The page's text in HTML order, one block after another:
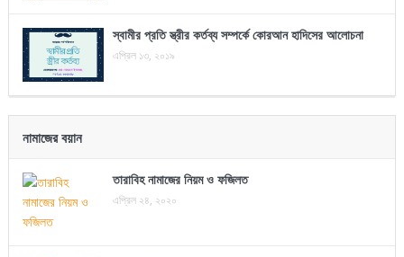
স্বামীর প্রতি স্ত্রীর কর্তব্য সম্পর্কে কোরআন হাদিসের আলোচনা
এপ্রিল ১৩, ২০১৯
নামাজের বয়ান
তারাবিহ নামাজের নিয়ম ও ফজিলত
এপ্রিল ২৪, ২০২০